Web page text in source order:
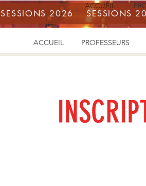
SESSIONS 2026 SESSIONS
ACCUEIL
ACCUEIL PROFESSEURS